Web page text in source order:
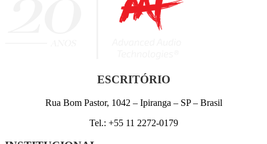
ESCRITÓRIO
Rua Bom Pastor, 1042 – Ipiranga – SP – Brasil
Tel.: +55 11 2272-0179